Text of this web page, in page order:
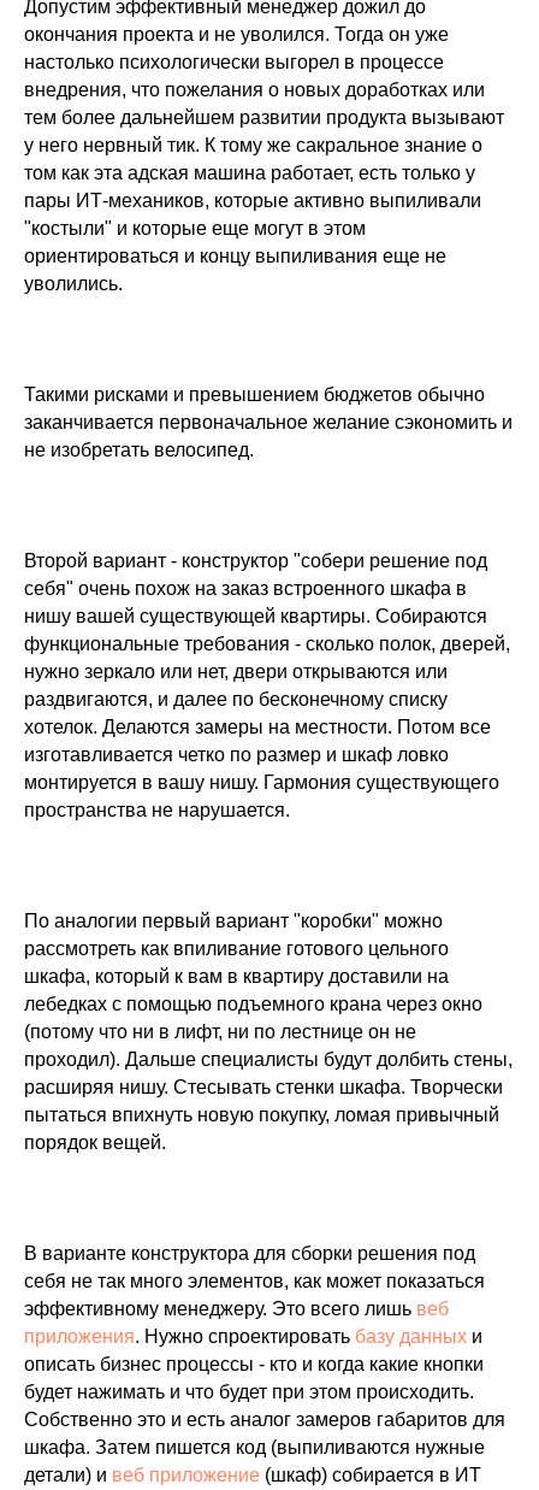
Допустим эффективный менеджер дожил до
окончания проекта и не уволился. Тогда он уже
настолько психологически выгорел в процессе
внедрения, что пожелания о новых доработках или
тем более дальнейшем развитии продукта вызывают
у него нервный тик. К тому же сакральное знание о
том как эта адская машина работает, есть только у
пары ИТ-механиков, которые активно выпиливали
"костыли" и которые еще могут в этом
ориентироваться и концу выпиливания еще не
уволились.
Такими рисками и превышением бюджетов обычно
заканчивается первоначальное желание сэкономить и
не изобретать велосипед.
Второй вариант - конструктор "собери решение под
себя" очень похож на заказ встроенного шкафа в
нишу вашей существующей квартиры. Собираются
функциональные требования - сколько полок, дверей,
нужно зеркало или нет, двери открываются или
раздвигаются, и далее по бесконечному списку
хотелок. Делаются замеры на местности. Потом все
изготавливается четко по размер и шкаф ловко
монтируется в вашу нишу. Гармония существующего
пространства не нарушается.
По аналогии первый вариант "коробки" можно
рассмотреть как впиливание готового цельного
шкафа, который к вам в квартиру доставили на
лебедках с помощью подъемного крана через окно
(потому что ни в лифт, ни по лестнице он не
проходил). Дальше специалисты будут долбить стены,
расширяя нишу. Стесывать стенки шкафа. Творчески
пытаться впихнуть новую покупку, ломая привычный
порядок вещей.
В варианте конструктора для сборки решения под
себя не так много элементов, как может показаться
эффективному менеджеру. Это всего лишь веб
приложения. Нужно спроектировать базу данных и
описать бизнес процессы - кто и когда какие кнопки
будет нажимать и что будет при этом происходить.
Собственно это и есть аналог замеров габаритов для
шкафа. Затем пишется код (выпиливаются нужные
детали) и веб приложение (шкаф) собирается в ИТ